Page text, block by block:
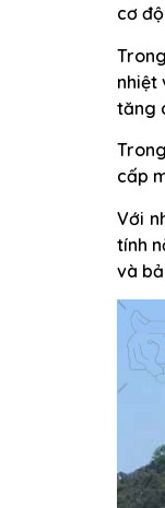
cơ
nhiệt
tăng
cấp
Với
tính
và